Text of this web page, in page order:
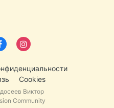
Cookies
Виктор
Community